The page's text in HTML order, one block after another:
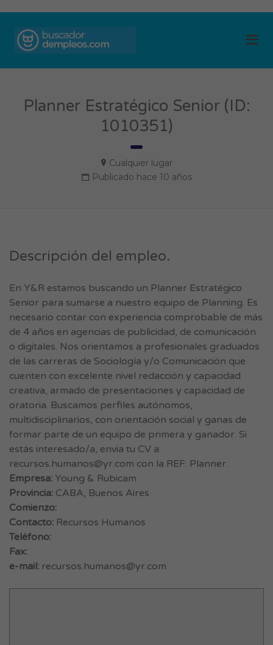
Planner Estratégico Senior (ID:
1010351)
Cualquier lugar
Publicado hace 10 años
Descripción del empleo.
En Y&R estamos buscando un Planner Estratégico
Senior para sumarse a nuestro equipo de Planning. Es
necesario contar con experiencia comprobable de más
de 4 años en agencias de publicidad, de comunicación
o digitales. Nos orientamos a profesionales graduados
de las carreras de Sociología y/o Comunicación que
cuenten con excelente nivel redacción y capacidad
creativa, armado de presentaciones y capacidad de
oratoria. Buscamos perfiles autónomos,
multidisciplinarios, con orientación social y ganas de
formar parte de un equipo de primera y ganador. Si
estás interesado/a, envia tu CV a:
recursos.humanos@yr.com con la REF: Planner.
Empresa: Young & Rubicam
Provincia: CABA, Buenos Aires
Comienzo:
Contacto: Recursos Humanos
Teléfono:
Fax:
e-mail: recursos.humanos@yr.com